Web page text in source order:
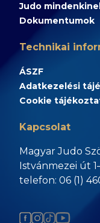
Judo
Dokumentumok
Technikai
ÁSZF
Adatkezelési
Cookie
Kapcsolat
Magyar Judo
Istvánmezei út
telefon: 06 (1)